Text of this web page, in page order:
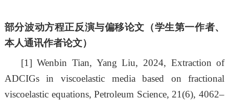
部分波动方程正反演与偏移论文（学生第一作者、
本人通讯作者论文）
[1]Wenbin Tian, Yang Liu, 2024, Extraction of
ADCIGs in viscoelastic media based on fractional
viscoelastic equations, Petroleum Science, 21(6), 4062–